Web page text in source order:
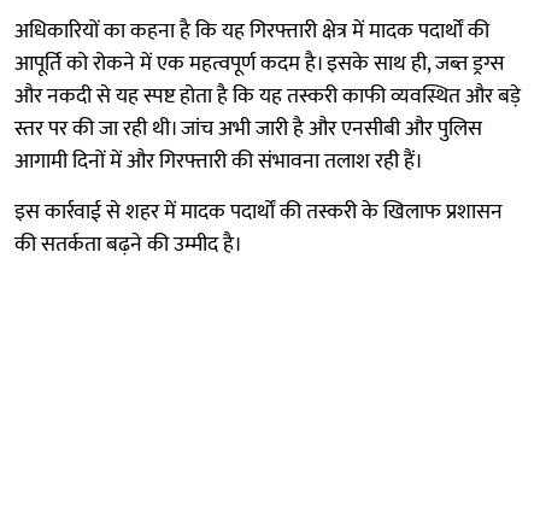
अधिकारियों का कहना है कि यह गिरफ्तारी क्षेत्र में मादक पदार्थों की
आपूर्ति को रोकने में एक महत्वपूर्ण कदम है। इसके साथ ही, जब्त ड्रग्स
और नकदी से यह स्पष्ट होता है कि यह तस्करी काफी व्यवस्थित और बड़े
स्तर पर की जा रही थी। जांच अभी जारी है और एनसीबी और पुलिस
आगामी दिनों में और गिरफ्तारी की संभावना तलाश रही हैं।
इस कार्रवाई से शहर में मादक पदार्थों की तस्करी के खिलाफ प्रशासन
की सतर्कता बढ़ने की उम्मीद है।